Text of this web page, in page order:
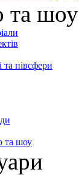
та шоу
та півсфери
та шоу